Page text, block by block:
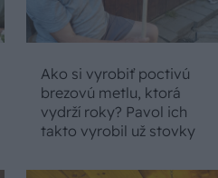
Ako si vyrobiť poctivú
brezovú metlu, ktorá
vydrží roky? Pavol ich
takto vyrobil už stovky